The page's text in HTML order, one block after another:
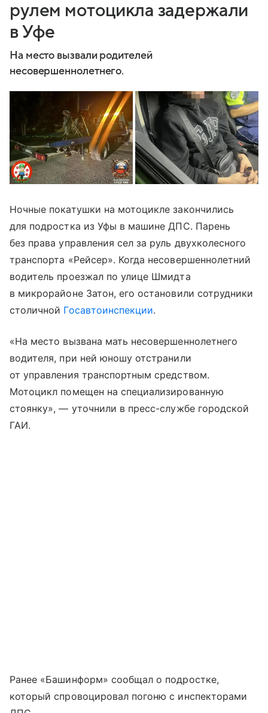
рулем мотоцикла задержали
в Уфе
На место вызвали родителей
несовершеннолетнего.
Ночные покатушки на мотоцикле закончились
для подростка из Уфы в машине ДПС. Парень
без права управления сел за руль двухколесного
транспорта «Рейсер». Когда несовершеннолетний
водитель проезжал по улице Шмидта
в микрорайоне Затон, его остановили сотрудники
столичной Госавтоинспекции.
«На место вызвана мать несовершеннолетнего
водителя, при ней юношу отстранили
от управления транспортным средством.
Мотоцикл помещен на специализированную
стоянку», — уточнили в пресс-службе городской
ГАИ.
Ранее «Башинформ» сообщал о подростке,
который спровоцировал погоню с инспекторами